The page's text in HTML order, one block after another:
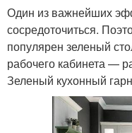
Один из важнейших
сосредоточиться.
популярен зеленый
рабочего кабинета —
Зеленый кухонный